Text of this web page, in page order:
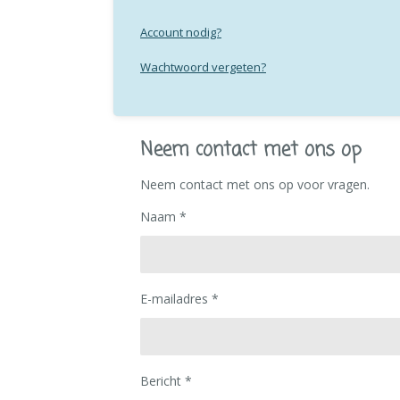
Account nodig?
Wachtwoord vergeten?
Neem contact met ons op
Neem contact met ons op voor vragen.
Naam *
E-mailadres *
Bericht *